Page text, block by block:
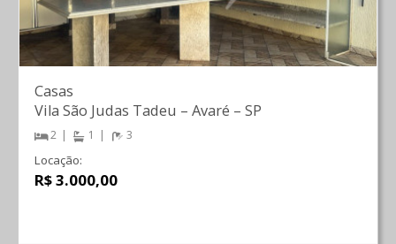
Casas
Vila São Judas Tadeu – Avaré – SP
2 1 3
Locação:
R$ 3.000,00